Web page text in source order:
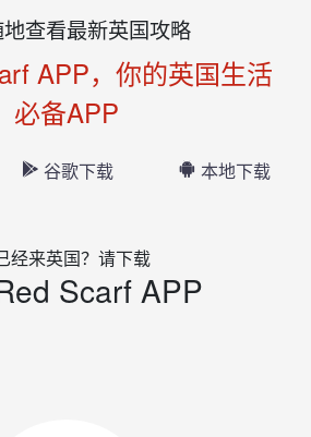
查看最新英国攻略
APP，你的英国生活
必备APP
谷歌下载 本地下载
经来英国？请下载
Scarf APP